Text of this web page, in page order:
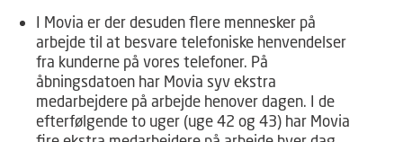
I Movia er der desuden flere mennesker på
arbejde til at besvare telefoniske henvendelser
fra kunderne på vores telefoner. På
åbningsdatoen har Movia syv ekstra
medarbejdere på arbejde henover dagen. I de
efterfølgende to uger (uge 42 og 43) har Movia